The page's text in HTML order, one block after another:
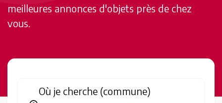
meilleures annonces d'objets près de chez
vous.
Où je cherche (commune)